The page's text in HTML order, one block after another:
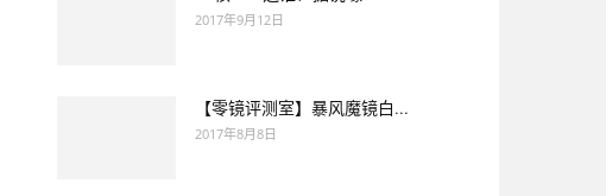
2017年9月12日
【零镜评测室】暴风魔镜白...
2017年8月8日